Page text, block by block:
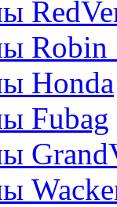
Robin
Honda
Fubag